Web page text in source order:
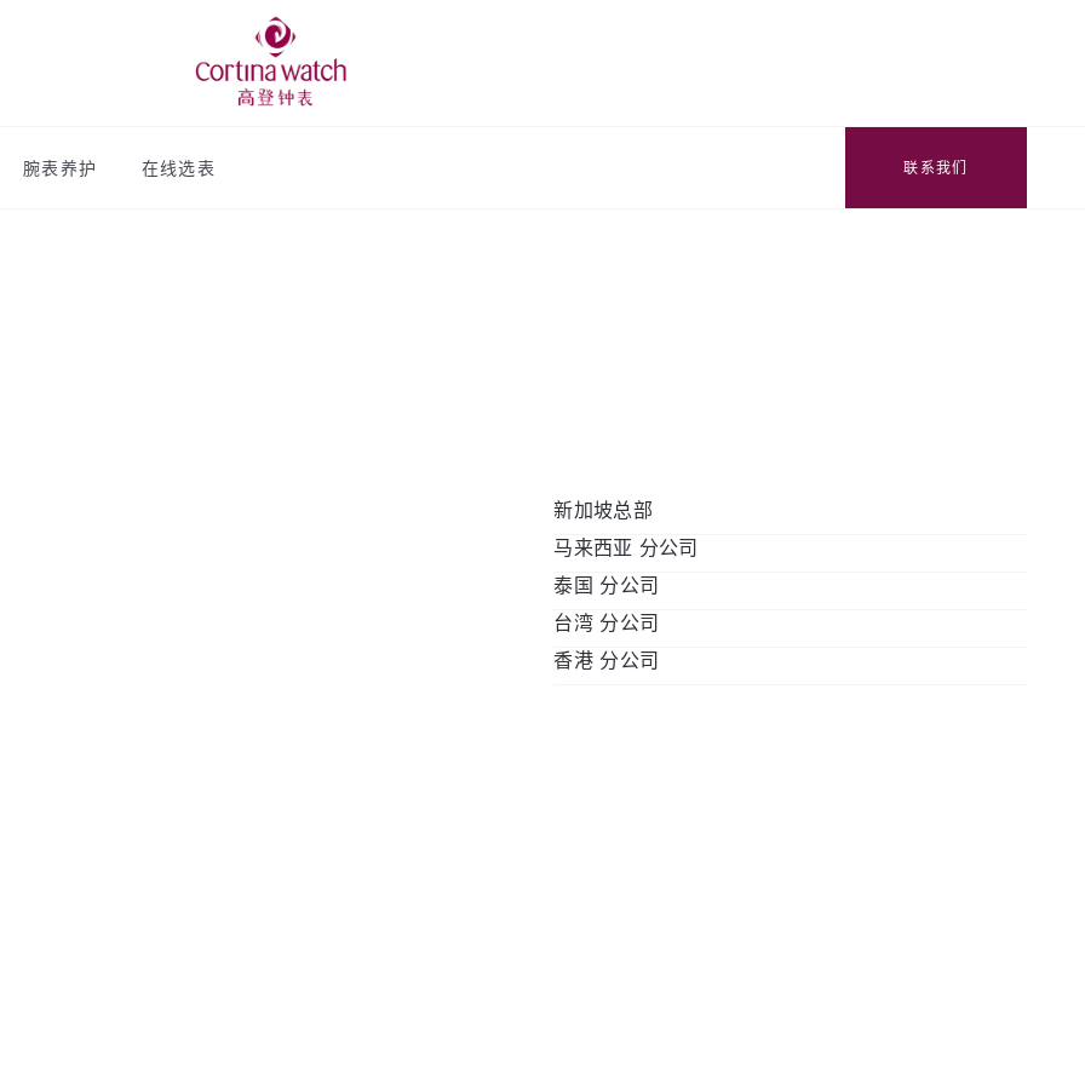
腕表养护 在线选表 联系我们
新加坡总部
B, Singapore 238874
+6563399447
马来西亚 分公司
Chuang, 34, Jalan Sultan Ismail 50250 Kuala
Lumpur
泰国 分公司
Ploenchit Road, Lumpini, Pathumwan, Bangkok
台湾 分公司
香港 分公司